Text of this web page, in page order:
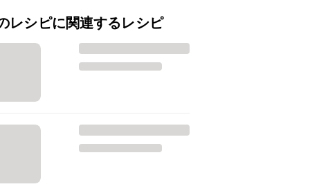
レシピに関連するレシピ